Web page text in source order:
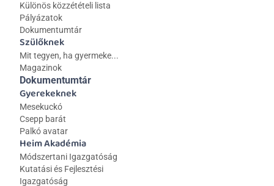
Különös közzétételi lista
Pályázatok
Dokumentumtár
Szülőknek
Mit tegyen, ha gyermeke...
Magazinok
Gyerekeknek
Mesekuckó
Csepp barát
Palkó avatar
Heim Akadémia
Módszertani Igazgatóság
Kutatási és Fejlesztési
Igazgatóság
Dokumentumtár